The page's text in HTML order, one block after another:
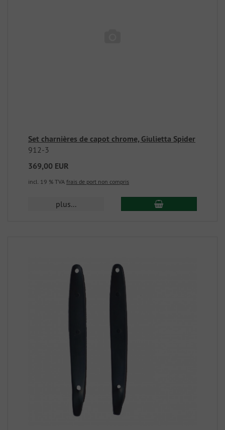
Set charnières de capot chrome, Giulietta Spider
912-3
369,00 EUR
incl. 19 % TVA frais de port non compris
plus...